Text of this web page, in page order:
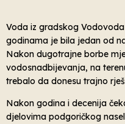
Voda iz gradskog
godinama je bila jedan od
Nakon dugotrajne borbe
vodosnadbijevanja, na
trebalo da donesu trajno
Nakon godina i decenija
djelovima podgoričkog